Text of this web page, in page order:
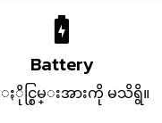
Battery
င္စြမ္းအားကို မသိရွိ။